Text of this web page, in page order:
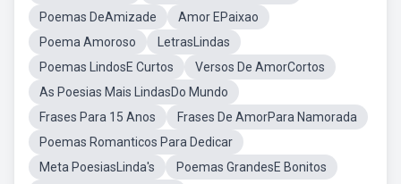
Poemas DeAmizade
Amor EPaixao
Poema Amoroso
LetrasLindas
Poemas LindosE Curtos
Versos De AmorCortos
As Poesias Mais LindasDo Mundo
Frases Para 15 Anos
Frases De AmorPara Namorada
Poemas Romanticos Para Dedicar
Meta PoesiasLinda's
Poemas GrandesE Bonitos